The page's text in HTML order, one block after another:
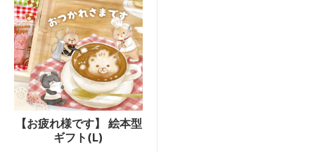
【お疲れ様です】 絵本型
ギフト(L)